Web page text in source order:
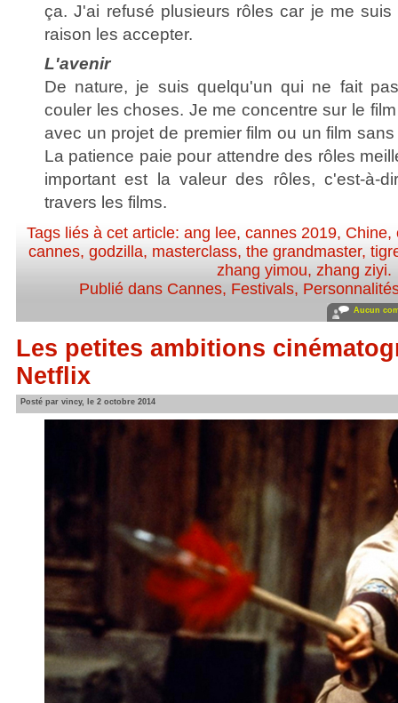
ça. J'ai refusé plusieurs rôles car je me
raison les accepter.
L'avenir
De nature, je suis quelqu'un qui ne fait
couler les choses. Je me concentre sur le
avec un projet de premier film ou un film
La patience paie pour attendre des rôles
important est la valeur des rôles, c'est-à-
travers les films.
Tags liés à cet article: ang lee, cannes 2019, Chine,
cannes,godzilla, masterclass,the grandmaster,
zhang yimou,zhang ziyi.
Publié dans Cannes, Festivals,
Aucun
Les petites ambitions
Netflix
Posté par vincy, le 2 octobre 2014